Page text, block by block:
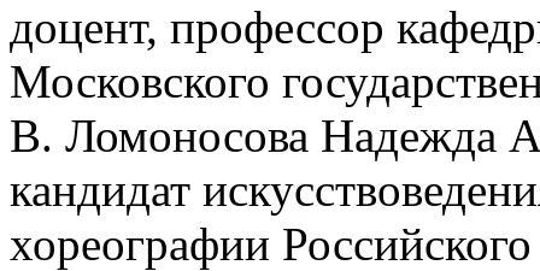
доцент, профессор
Московского
В. Ломоносова Надежда
кандидат
хореографии